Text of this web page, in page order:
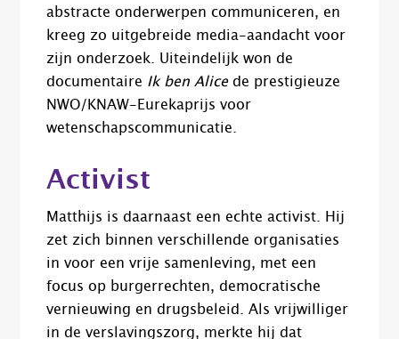
abstracte onderwerpen communiceren, en
kreeg zo uitgebreide media-aandacht voor
zijn onderzoek. Uiteindelijk won de
documentaire Ik ben Alicede prestigieuze
NWO/KNAW-Eurekaprijs voor
wetenschapscommunicatie.
Activist
Matthijs is daarnaast een echte activist. Hij
zet zich binnen verschillende organisaties
in voor een vrije samenleving, met een
focus op burgerrechten, democratische
vernieuwing en drugsbeleid. Als vrijwilliger
in de verslavingszorg, merkte hij dat